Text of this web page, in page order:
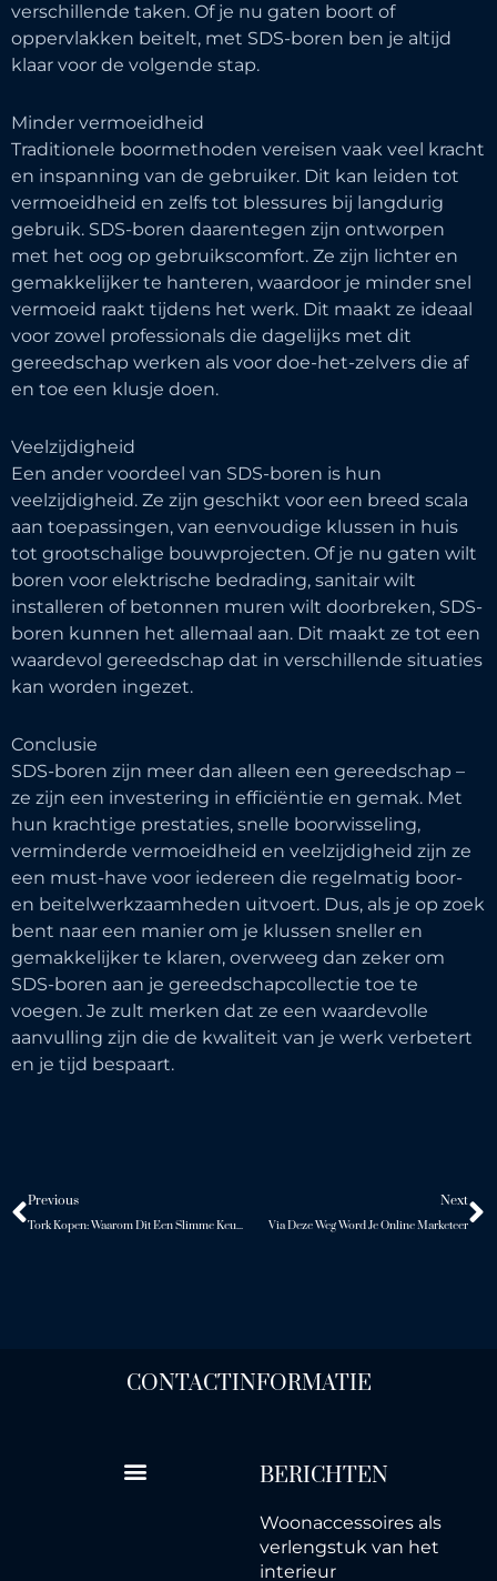
verschillende taken. Of je nu gaten boort of
oppervlakken beitelt, met SDS-boren ben je altijd
klaar voor de volgende stap.
Minder vermoeidheid
Traditionele boormethoden vereisen vaak veel kracht
en inspanning van de gebruiker. Dit kan leiden tot
vermoeidheid en zelfs tot blessures bij langdurig
gebruik. SDS-boren daarentegen zijn ontworpen
met het oog op gebruikscomfort. Ze zijn lichter en
gemakkelijker te hanteren, waardoor je minder snel
vermoeid raakt tijdens het werk. Dit maakt ze ideaal
voor zowel professionals die dagelijks met dit
gereedschap werken als voor doe-het-zelvers die af
en toe een klusje doen.
Veelzijdigheid
Een ander voordeel van SDS-boren is hun
veelzijdigheid. Ze zijn geschikt voor een breed scala
aan toepassingen, van eenvoudige klussen in huis
tot grootschalige bouwprojecten. Of je nu gaten wilt
boren voor elektrische bedrading, sanitair wilt
installeren of betonnen muren wilt doorbreken, SDS-
boren kunnen het allemaal aan. Dit maakt ze tot een
waardevol gereedschap dat in verschillende situaties
kan worden ingezet.
Conclusie
SDS-boren zijn meer dan alleen een gereedschap –
ze zijn een investering in efficiëntie en gemak. Met
hun krachtige prestaties, snelle boorwisseling,
verminderde vermoeidheid en veelzijdigheid zijn ze
een must-have voor iedereen die regelmatig boor-
en beitelwerkzaamheden uitvoert. Dus, als je op zoek
bent naar een manier om je klussen sneller en
gemakkelijker te klaren, overweeg dan zeker om
SDS-boren aan je gereedschapcollectie toe te
voegen. Je zult merken dat ze een waardevolle
aanvulling zijn die de kwaliteit van je werk verbetert
en je tijd bespaart.
Vorige
Previous
Tork Kopen: Waarom Dit Een Slimme Keuze Is
Next
Via Deze Weg Word Je Online Marketeer
CONTACTINFORMATIE
BERICHTEN
Woonaccessoires als
verlengstuk van het
interieur